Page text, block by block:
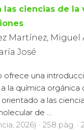
las ciencias de la
Martínez, Miguel
José
ofrece una
la química orgánica
a las
de ...
2026) · 258 pàg. ·